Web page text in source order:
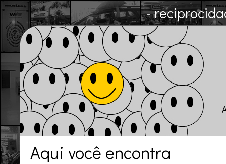
-
Aqui você encontra